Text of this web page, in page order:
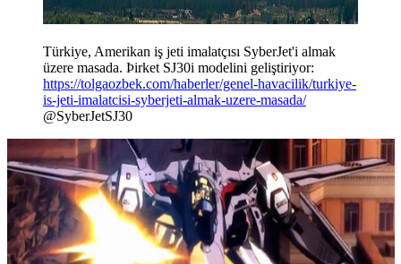
Türkiye, Amerikan iş jeti imalatçısı SyberJet'i almak
üzere masada. Þirket SJ30i modelini geliştiriyor:
https://tolgaozbek.com/haberler/genel-havacilik/turkiye-
is-jeti-imalatcisi-syberjeti-almak-uzere-masada/
@SyberJetSJ30